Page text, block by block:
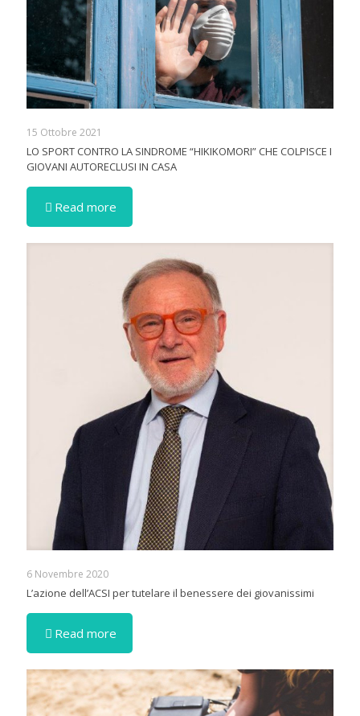
15 Ottobre 2021
LO SPORT CONTRO LA SINDROME “HIKIKOMORI” CHE COLPISCE I
GIOVANI AUTORECLUSI IN CASA
Read more
6 Novembre 2020
L’azione dell’ACSI per tutelare il benessere dei giovanissimi
Read more